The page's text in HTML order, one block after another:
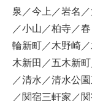
泉／今上／岩名
／小山／柏寺／
輪新町／木野崎
木新田／五木新
／清水／清水公
／関宿三軒家／